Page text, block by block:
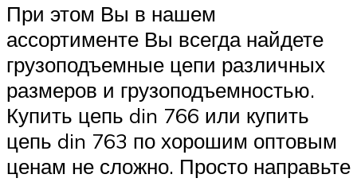
При этом Вы в нашем
ассортименте Вы всегда найдете
грузоподъемные цепи различных
размеров и грузоподъемностью.
Купить цепь din 766 или купить
цепь din 763 по хорошим оптовым
ценам не сложно. Просто направьте